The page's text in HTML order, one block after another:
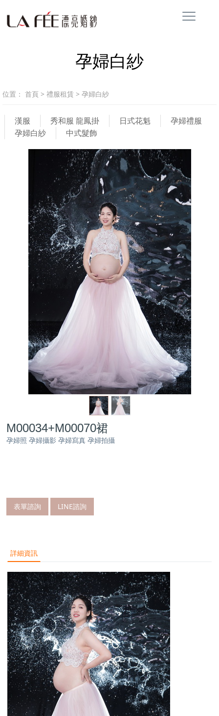
孕婦白紗
位置： 首頁 > 禮服租賃 > 孕婦白紗
漢服 秀和服 龍鳳掛 日式花魁
孕婦禮服
孕婦白紗
中式髮飾
M00034+M00070裙
孕婦照 孕婦攝影 孕婦寫真 孕婦拍攝
表單諮詢 LINE諮詢
詳細資訊